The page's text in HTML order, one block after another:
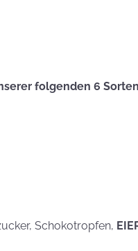
folgenden 6
Schokotropfen,